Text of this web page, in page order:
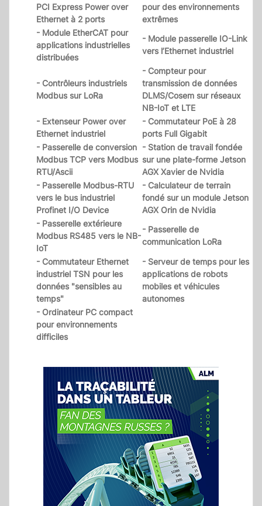
PCI Express Power over
Ethernet à 2 ports
pour des environnements
extrêmes
- Module EtherCAT pour
applications industrielles
distribuées
- Module passerelle IO-Link
vers l’Ethernet industriel
- Contrôleurs industriels
Modbus sur LoRa
- Compteur pour
transmission de données
DLMS/Cosem sur réseaux
NB-IoT et LTE
- Extenseur Power over
Ethernet industriel
- Commutateur PoE à 28
ports Full Gigabit
- Passerelle de conversion
Modbus TCP vers Modbus
RTU/Ascii
- Station de travail fondée
sur une plate-forme Jetson
AGX Xavier de Nvidia
- Passerelle Modbus-RTU
vers le bus industriel
Profinet I/O Device
- Calculateur de terrain
fondé sur un module Jetson
AGX Orin de Nvidia
- Passerelle extérieure
Modbus RS485 vers le NB-
IoT
- Passerelle de
communication LoRa
- Commutateur Ethernet
industriel TSN pour les
données "sensibles au
temps"
- Serveur de temps pour les
applications de robots
mobiles et véhicules
autonomes
- Ordinateur PC compact
pour environnements
difficiles